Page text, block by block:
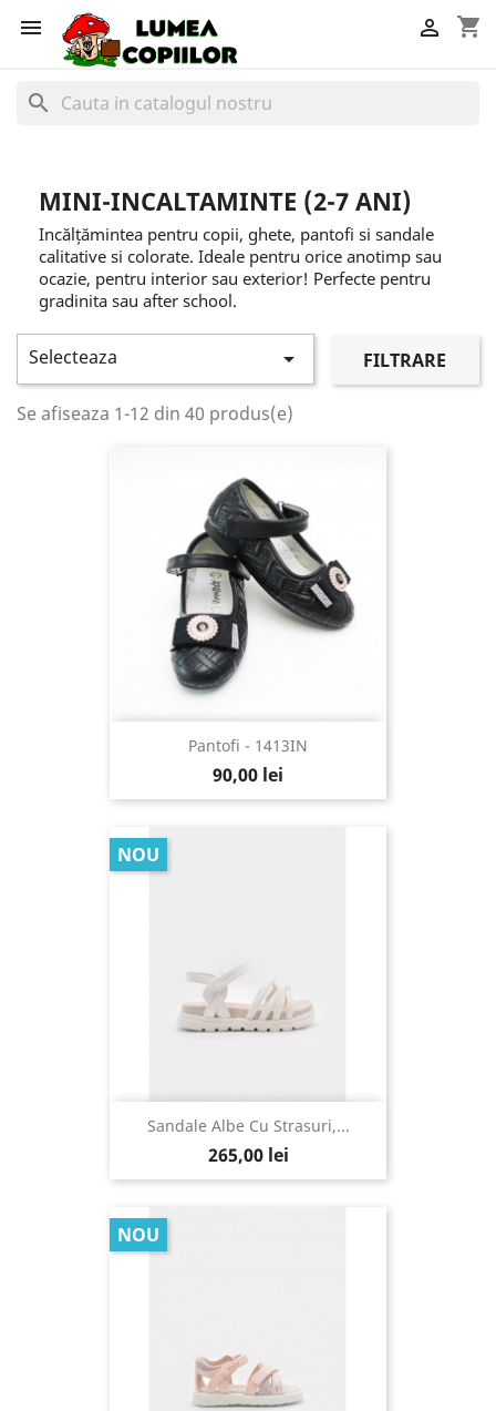
 shopping_cart

search
MINI-INCALTAMINTE (2-7 ANI)
Incălțămintea pentru copii, ghete, pantofi si sandale
calitative si colorate. Ideale pentru orice anotimp sau
ocazie, pentru interior sau exterior! Perfecte pentru
gradinita sau after school.
Selecteaza  FILTRARE
Se afiseaza 1-12 din 40 produs(e)
Pantofi - 1413IN
90,00 lei
Sandale Albe Cu Strasuri,...
265,00 lei
NOU
NOU